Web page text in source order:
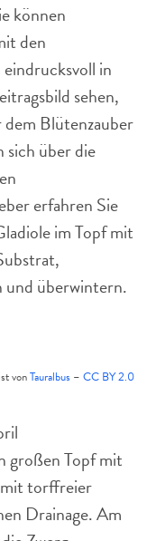
können
den
in
sehen,
Blütenzauber
sich über die
erfahren Sie
im Topf mit
und überwintern.
vonTauralbus – CC BY 2.0
großen Topf mit
mit torffreier
Drainage. Am